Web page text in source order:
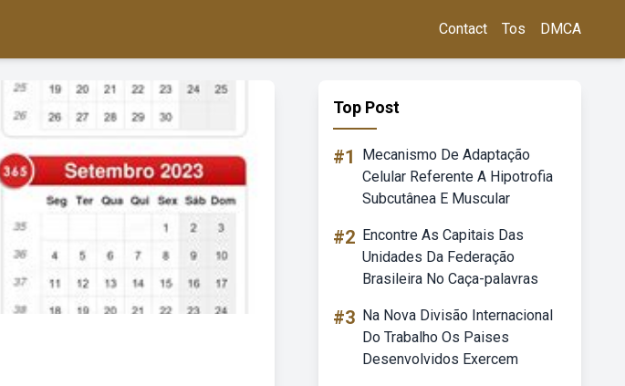
Contact Tos DMCA
Top Post
#1
Mecanismo De Adaptação
Celular Referente A Hipotrofia
Subcutânea E Muscular
#2 Encontre As Capitais Das
Unidades Da Federação
Brasileira No Caça-palavras
#3 Na Nova Divisão Internacional
Do Trabalho Os Paises
Desenvolvidos Exercem